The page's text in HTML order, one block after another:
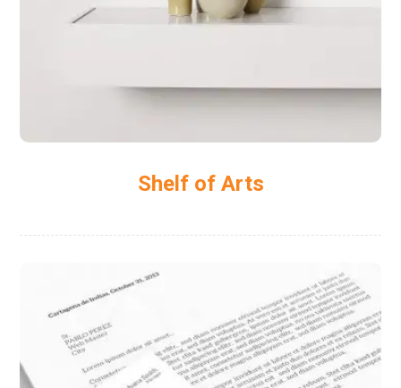
Shelf of Arts